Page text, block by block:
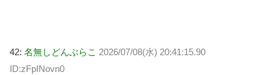
42: 名無しどんぶらこ 2026/07/08(水) 20:41:15.90
ID:zFpINovn0